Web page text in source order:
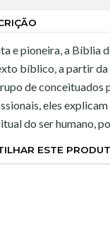
e pioneira, a Bíblia
bíblico, a partir
de conceituados
eles
do ser humano,
ESTE